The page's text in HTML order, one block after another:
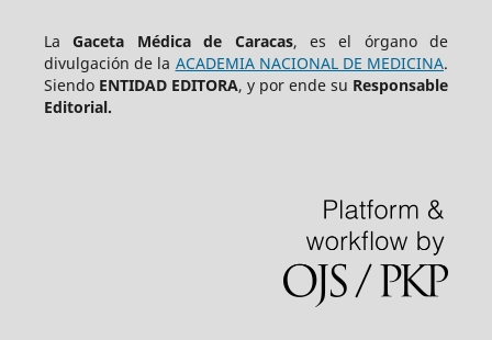
LaGaceta Médica de Caracas, es el órgano de
divulgación de la ACADEMIA NACIONAL DE MEDICINA.
Siendo ENTIDAD EDITORA, y por ende su Responsable
Editorial.